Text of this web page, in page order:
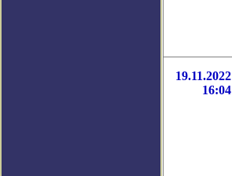
19.11.2022
16:04